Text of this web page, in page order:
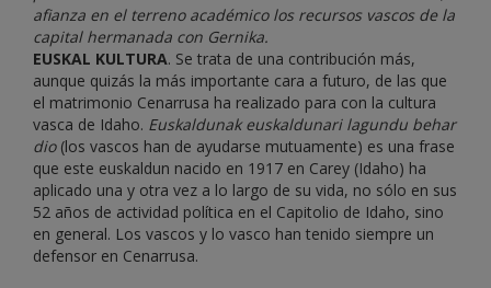
afianza en el terreno académico los recursos vascos de la
capital hermanada con Gernika.
EUSKAL KULTURA. Se trata de una contribución más,
aunque quizás la más importante cara a futuro, de las que
el matrimonio Cenarrusa ha realizado para con la cultura
vasca de Idaho. Euskaldunak euskaldunari lagundu behar
dio(los vascos han de ayudarse mutuamente) es una frase
que este euskaldun nacido en 1917 en Carey (Idaho) ha
aplicado una y otra vez a lo largo de su vida, no sólo en sus
52 años de actividad política en el Capitolio de Idaho, sino
en general. Los vascos y lo vasco han tenido siempre un
defensor en Cenarrusa.